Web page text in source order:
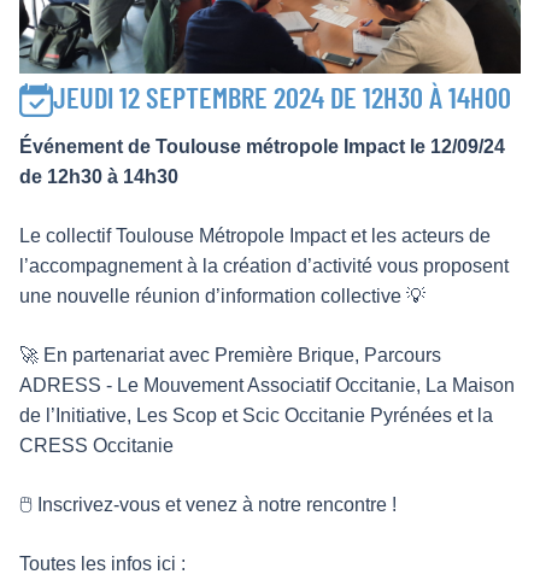
JEUDI 12 SEPTEMBRE 2024 DE 12H30 À 14H00
Événement de Toulouse métropole Impact le 12/09/24
de 12h30 à 14h30
Le collectif Toulouse Métropole Impact et les acteurs de
l’accompagnement à la création d’activité vous proposent
une nouvelle réunion d’information collective 💡
🚀 En partenariat avec Première Brique, Parcours
ADRESS - Le Mouvement Associatif Occitanie, La Maison
de l’Initiative, Les Scop et Scic Occitanie Pyrénées et la
CRESS Occitanie
🖱 Inscrivez-vous et venez à notre rencontre !
Toutes les infos ici :